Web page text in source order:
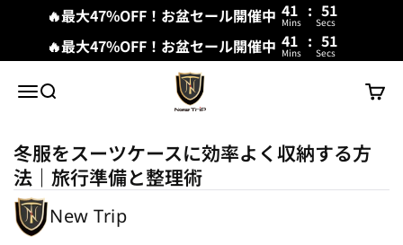
🔥最大47%OFF！お盆セール開催中 41 : 50
Mins Secs
🔥最大47%OFF！お盆セール開催中 41 : 50
Mins Secs
메뉴검색
New Trip
장바
冬服をスーツケースに効率よく収納する方
法｜旅行準備と整理術
New Trip